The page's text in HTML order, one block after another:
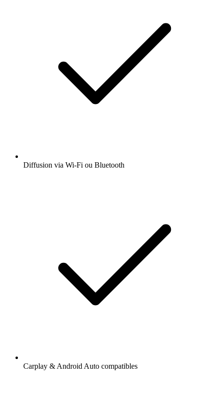
Diffusion via Wi-Fi ou Bluetooth
Carplay & Android Auto compatibles